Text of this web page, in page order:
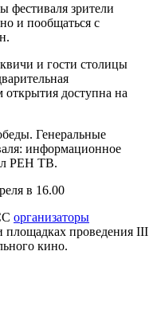
фестиваля зрители
и пообщаться с
и гости столицы
открытия доступна на
Генеральные
информационное
РЕН ТВ.
в 16.00
организаторы
площадках проведения III
кино.